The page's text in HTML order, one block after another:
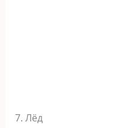
7. Лёд